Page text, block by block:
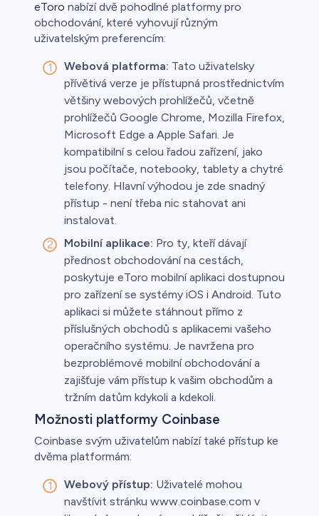
eToro nabízí dvě pohodlné platformy pro
obchodování, které vyhovují různým
uživatelským preferencím:
Webová platforma: Tato uživatelsky
přívětivá verze je přístupná prostřednictvím
většiny webových prohlížečů, včetně
prohlížečů Google Chrome, Mozilla Firefox,
Microsoft Edge a Apple Safari. Je
kompatibilní s celou řadou zařízení, jako
jsou počítače, notebooky, tablety a chytré
telefony. Hlavní výhodou je zde snadný
přístup - není třeba nic stahovat ani
instalovat.
Mobilní aplikace: Pro ty, kteří dávají
přednost obchodování na cestách,
poskytuje eToro mobilní aplikaci dostupnou
pro zařízení se systémy iOS i Android. Tuto
aplikaci si můžete stáhnout přímo z
příslušných obchodů s aplikacemi vašeho
operačního systému. Je navržena pro
bezproblémové mobilní obchodování a
zajišťuje vám přístup k vašim obchodům a
tržním datům kdykoli a kdekoli.
Možnosti platformy Coinbase
Coinbase svým uživatelům nabízí také přístup ke
dvěma platformám:
Webový přístup: Uživatelé mohou
navštívit stránku www.coinbase.com v